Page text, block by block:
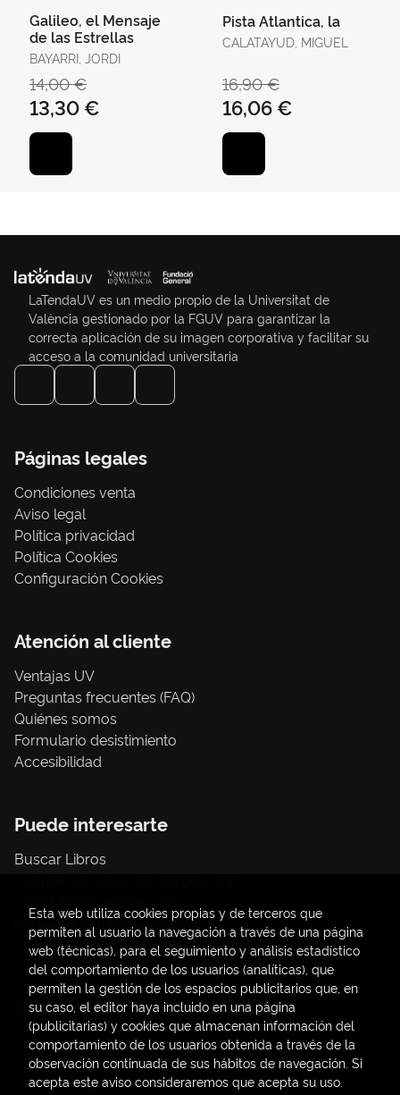
Galileo, el Mensaje
de las Estrellas
BAYARRI, JORDI
14,00 €
13,30 €
Pista Atlantica, la
CALATAYUD, MIGUEL
16,90 €
16,06 €
LaTendaUV es un medio propio de la Universitat de
València gestionado por la FGUV para garantizar la
correcta aplicación de su imagen corporativa y facilitar su
acceso a la comunidad universitaria
Páginas legales
Condiciones venta
Aviso legal
Política privacidad
Política Cookies
Configuración Cookies
Atención al cliente
Ventajas UV
Preguntas frecuentes (FAQ)
Quiénes somos
Formulario desistimiento
Accesibilidad
Puede interesarte
Buscar Libros
Papelería / material oficina
Consumo Sostenible
Contacto
C/ Amadeo de Saboya, 4
(+34) 963828968
latendauv@fundacio.es
Esta web utiliza cookies propias y de terceros que
permiten al usuario la navegación a través de una página
web (técnicas), para el seguimiento y análisis estadístico
del comportamiento de los usuarios (analíticas), que
permiten la gestión de los espacios publicitarios que, en
su caso, el editor haya incluido en una página
(publicitarias) y cookies que almacenan información del
comportamiento de los usuarios obtenida a través de la
observación continuada de sus hábitos de navegación. Si
acepta este aviso consideraremos que acepta su uso.